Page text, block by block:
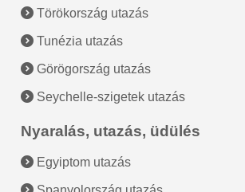
Törökország utazás
Tunézia utazás
Görögország utazás
Seychelle-szigetek utazás
Nyaralás, utazás, üdülés
Egyiptom utazás